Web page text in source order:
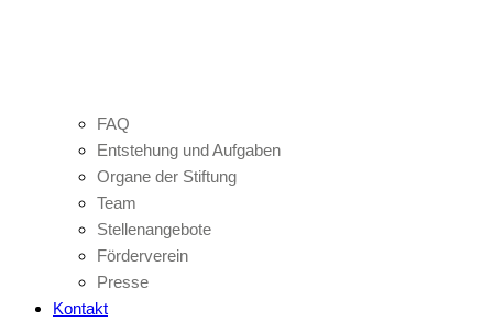
FAQ
Entstehung und Aufgaben
Organe der Stiftung
Team
Stellenangebote
Förderverein
Presse
Kontakt